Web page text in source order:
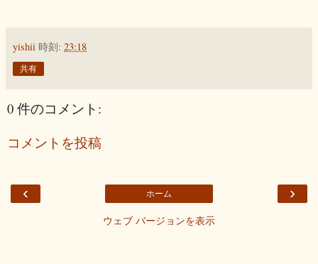
yishii 時刻: 23:18
共有
0 件のコメント:
コメントを投稿
‹ ›
ホーム
ウェブ バージョンを表示